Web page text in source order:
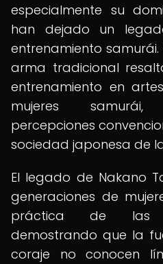
especialmente su
han dejado un
entrenamiento
arma tradicional
entrenamiento en
mujeres
percepciones
sociedad japonesa de
El legado de Nakano
generaciones de
práctica de las
demostrando que la
coraje no conocen